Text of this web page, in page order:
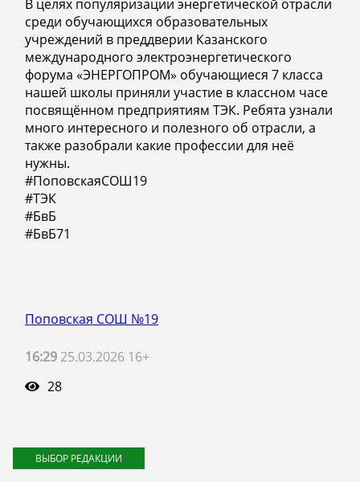
В целях популяризации энергетической отрасли
среди обучающихся образовательных
учреждений в преддверии Казанского
международного электроэнергетического
форума «ЭНЕРГОПРОМ» обучающиеся 7 класса
нашей школы приняли участие в классном часе
посвящённом предприятиям ТЭК. Ребята узнали
много интересного и полезного об отрасли, а
также разобрали какие профессии для неё
нужны.
#ПоповскаяСОШ19
#ТЭК
#БвБ
#БвБ71
Поповская СОШ №19
16:29 25.03.2026 16+
28
ВЫБОР РЕДАКЦИИ